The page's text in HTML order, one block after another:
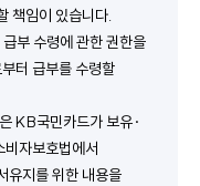
책임이 있습니다.
부 수령에 관한 권한을
터 급부를 수령할
KB국민카드가 보유·
자보호법에서
유지를 위한 내용을